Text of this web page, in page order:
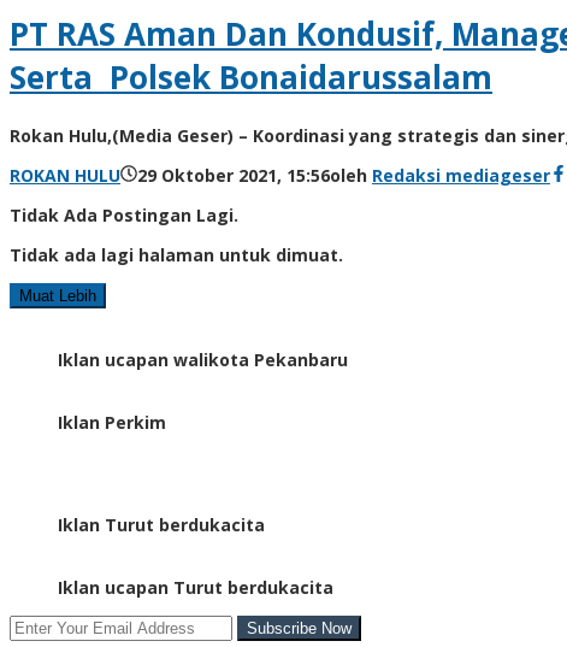
PT RAS Aman Dan Kondusif,
Serta Polsek Bonaidarussalam
Rokan Hulu,(Media Geser) – Koordinasi yang strategis dan
ROKAN HULU
29 Oktober 2021, 15:56oleh Redaksi mediageser
Tidak Ada Postingan Lagi.
Tidak ada lagi halaman untuk dimuat.
Muat Lebih
Iklan ucapan walikota Pekanbaru
Iklan Perkim
Iklan Turut berdukacita
Iklan ucapan Turut berdukacita